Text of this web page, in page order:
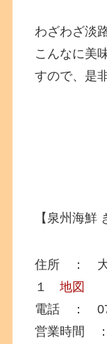
わざわざ淡
こんなに美
すので、是
【泉州海鮮
住所 ： 大
１地図
電話 ：
営業時間